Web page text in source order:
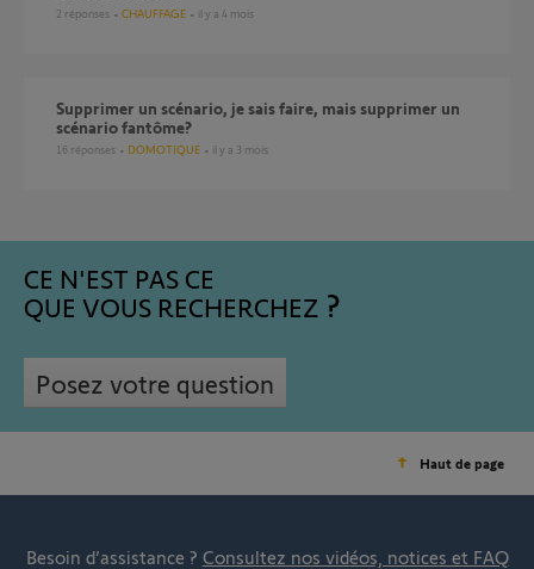
2 réponses CHAUFFAGE il y a 4 mois
Supprimer un scénario, je sais faire, mais supprimer un
scénario fantôme?
16 réponses DOMOTIQUE il y a 3 mois
CE N'EST PAS CE
QUE VOUS RECHERCHEZ
Posez votre question
Haut de page
Besoin d’assistance ? Consultez nos vidéos, notices et FAQ